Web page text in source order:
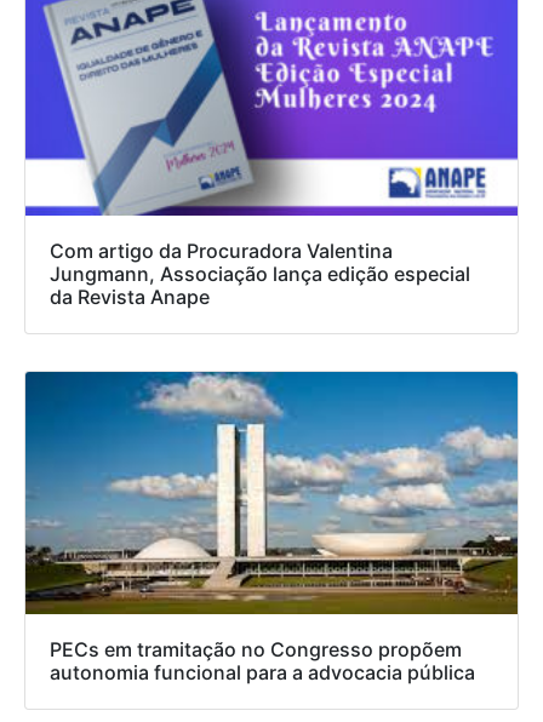
Com artigo da Procuradora Valentina
Jungmann, Associação lança edição especial
da Revista Anape
PECs em tramitação no Congresso propõem
autonomia funcional para a advocacia pública